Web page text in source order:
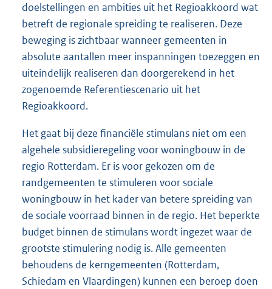
doelstellingen en ambities uit het Regioakkoord wat
betreft de regionale spreiding te realiseren. Deze
beweging is zichtbaar wanneer gemeenten in
absolute aantallen meer inspanningen toezeggen en
uiteindelijk realiseren dan doorgerekend in het
zogenoemde Referentiescenario uit het
Regioakkoord.
Het gaat bij deze financiële stimulans niet om een
algehele subsidieregeling voor woningbouw in de
regio Rotterdam. Er is voor gekozen om de
randgemeenten te stimuleren voor sociale
woningbouw in het kader van betere spreiding van
de sociale voorraad binnen in de regio. Het beperkte
budget binnen de stimulans wordt ingezet waar de
grootste stimulering nodig is. Alle gemeenten
behoudens de kerngemeenten (Rotterdam,
Schiedam en Vlaardingen) kunnen een beroep doen